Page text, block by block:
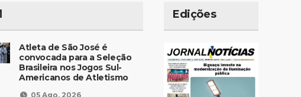
Atleta de São José é
convocada para a Seleção
Brasileira nos Jogos Sul-
Americanos de Atletismo
05 Ago, 2026
Edições